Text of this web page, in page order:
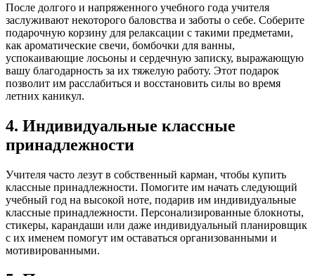
После долгого и напряженного учебного года учителя
заслуживают некоторого баловства и заботы о себе. Соберите
подарочную корзину для релаксации с такими предметами,
как ароматические свечи, бомбочки для ванны,
успокаивающие лосьоны и сердечную записку, выражающую
вашу благодарность за их тяжелую работу. Этот подарок
позволит им расслабиться и восстановить силы во время
летних каникул.
4. Индивидуальные классные
принадлежности
Учителя часто лезут в собственный карман, чтобы купить
классные принадлежности. Помогите им начать следующий
учебный год на высокой ноте, подарив им индивидуальные
классные принадлежности. Персонализированные блокноты,
стикеры, карандаши или даже индивидуальный планировщик
с их именем помогут им оставаться организованными и
мотивированными.